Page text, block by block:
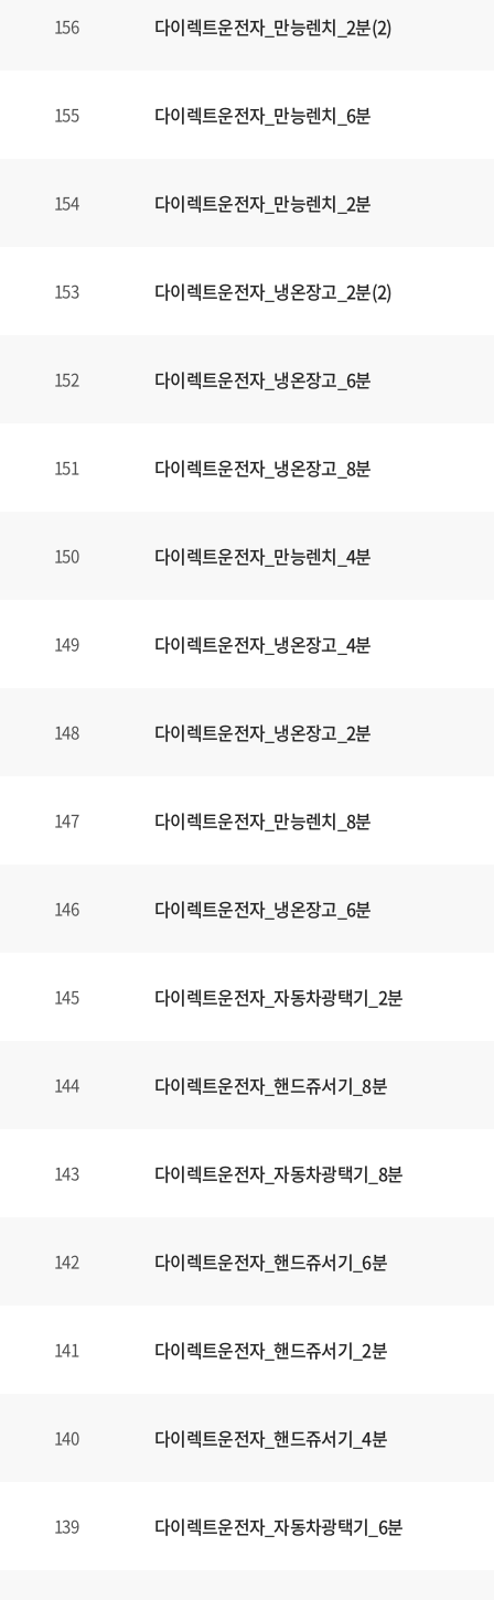
156 다이렉트운전자_만능렌치_2분(2)
155 다이렉트운전자_만능렌치_6분
154 다이렉트운전자_만능렌치_2분
153 다이렉트운전자_냉온장고_2분(2)
152 다이렉트운전자_냉온장고_6분
151 다이렉트운전자_냉온장고_8분
150 다이렉트운전자_만능렌치_4분
149 다이렉트운전자_냉온장고_4분
148 다이렉트운전자_냉온장고_2분
147 다이렉트운전자_만능렌치_8분
146 다이렉트운전자_냉온장고_6분
145 다이렉트운전자_자동차광택기_2분
144 다이렉트운전자_핸드쥬서기_8분
143 다이렉트운전자_자동차광택기_8분
142 다이렉트운전자_핸드쥬서기_6분
141 다이렉트운전자_핸드쥬서기_2분
140 다이렉트운전자_핸드쥬서기_4분
139 다이렉트운전자_자동차광택기_6분